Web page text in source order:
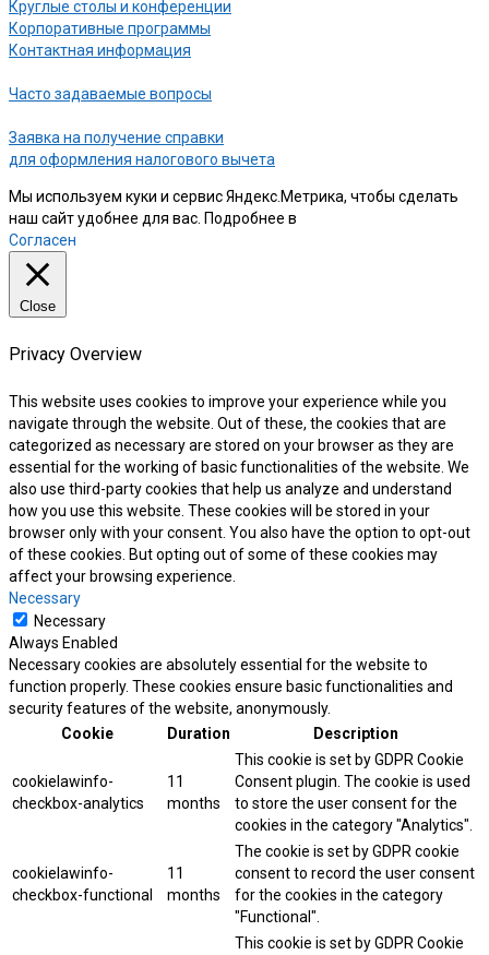
Круглые столы и конференции
Корпоративные программы
Контактная информация
Часто задаваемые вопросы
Заявка на получение справки
для оформления налогового вычета
Мы используем куки и сервис Яндекс.Метрика, чтобы сделать
наш сайт удобнее для вас. Подробнее в
Согласен
Close
Privacy Overview
This website uses cookies to improve your experience while you
navigate through the website. Out of these, the cookies that are
categorized as necessary are stored on your browser as they are
essential for the working of basic functionalities of the website. We
also use third-party cookies that help us analyze and understand
how you use this website. These cookies will be stored in your
browser only with your consent. You also have the option to opt-out
of these cookies. But opting out of some of these cookies may
affect your browsing experience.
Necessary
Necessary
Always Enabled
Necessary cookies are absolutely essential for the website to
function properly. These cookies ensure basic functionalities and
security features of the website, anonymously.
Cookie
Duration Description
cookielawinfo-
checkbox-analytics
11
months
This cookie is set by GDPR Cookie
Consent plugin. The cookie is used
to store the user consent for the
cookies in the category "Analytics".
cookielawinfo-
checkbox-functional
11
months
The cookie is set by GDPR cookie
consent to record the user consent
for the cookies in the category
"Functional".
This cookie is set by GDPR Cookie